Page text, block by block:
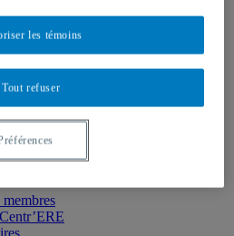
et justice
et continue
Tout refuser
les témoins